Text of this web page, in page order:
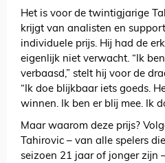
Het is voor de twintigjarige
krijgt van analisten en
individuele prijs. Hij had de
eigenlijk niet verwacht. “Ik
verbaasd,” stelt hij voor de
“Ik doe blijkbaar iets goeds.
winnen. Ik ben er blij mee. Ik
Maar waarom deze prijs?
Tahirovic – van alle spelers
seizoen 21 jaar of jonger zijn